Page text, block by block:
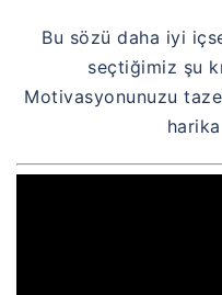
Bu sözü daha iyi
seçtiğimiz şu
Motivasyonunuzu